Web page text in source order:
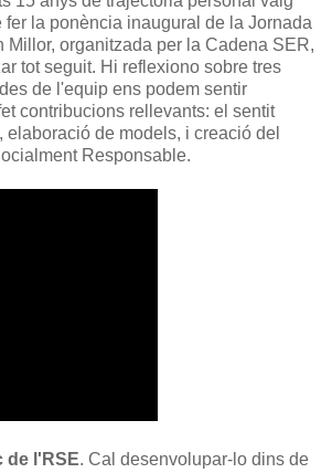
fer la ponència inaugural de la Jornada
Millor, organitzada per la Cadena SER,
tot seguit. Hi reflexiono sobre tres
de l'equip ens podem sentir
contribucions rellevants: el sentit
elaboració de models, i creació del
Responsable.
de l'RSE. Cal desenvolupar-lo dins de